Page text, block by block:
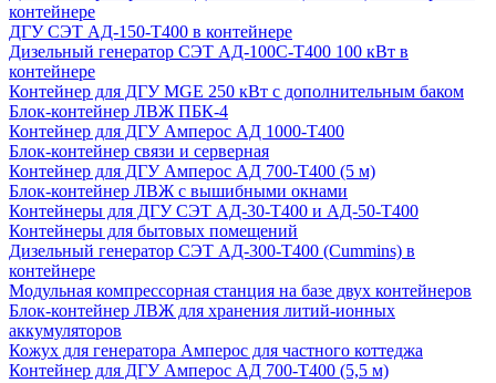
контейнере
ДГУ СЭТ АД-150-Т400 в контейнере
Дизельный генератор СЭТ АД-100С-Т400 100 кВт в
контейнере
Контейнер для ДГУ MGE 250 кВт с дополнительным баком
Блок-контейнер ЛВЖ ПБК-4
Контейнер для ДГУ Амперос АД 1000-Т400
Блок-контейнер связи и серверная
Контейнер для ДГУ Амперос АД 700-Т400 (5 м)
Блок-контейнер ЛВЖ с вышибными окнами
Контейнеры для ДГУ СЭТ АД-30-Т400 и АД-50-Т400
Контейнеры для бытовых помещений
Дизельный генератор СЭТ АД-300-Т400 (Cummins) в
контейнере
Модульная компрессорная станция на базе двух контейнеров
Блок-контейнер ЛВЖ для хранения литий-ионных
аккумуляторов
Кожух для генератора Амперос для частного коттеджа
Контейнер для ДГУ Амперос АД 700-Т400 (5,5 м)